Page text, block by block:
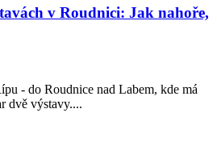
v Roudnici: Jak nahoře,
- do Roudnice nad Labem, kde má
dvě výstavy....